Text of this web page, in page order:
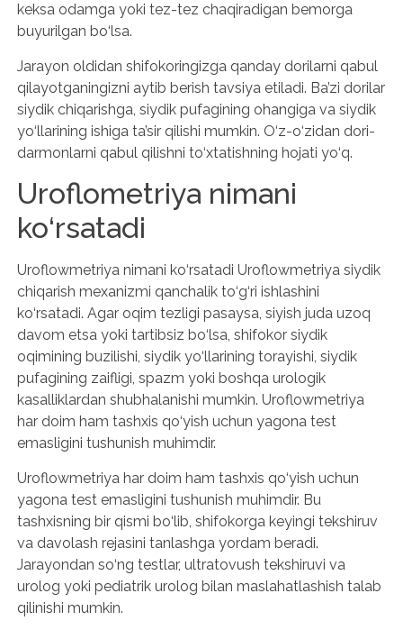
keksa odamga yoki tez-tez chaqiradigan bemorga
buyurilgan bo‘lsa.
Jarayon oldidan shifokoringizga qanday dorilarni qabul
qilayotganingizni aytib berish tavsiya etiladi. Ba’zi dorilar
siydik chiqarishga, siydik pufagining ohangiga va siydik
yo‘llarining ishiga ta’sir qilishi mumkin. O‘z-o‘zidan dori-
darmonlarni qabul qilishni to‘xtatishning hojati yo‘q.
Uroflometriya nimani
ko‘rsatadi
Uroflowmetriya nimani ko‘rsatadi Uroflowmetriya siydik
chiqarish mexanizmi qanchalik to‘g‘ri ishlashini
ko‘rsatadi. Agar oqim tezligi pasaysa, siyish juda uzoq
davom etsa yoki tartibsiz bo‘lsa, shifokor siydik
oqimining buzilishi, siydik yo‘llarining torayishi, siydik
pufagining zaifligi, spazm yoki boshqa urologik
kasalliklardan shubhalanishi mumkin. Uroflowmetriya
har doim ham tashxis qo‘yish uchun yagona test
emasligini tushunish muhimdir.
Uroflowmetriya har doim ham tashxis qo‘yish uchun
yagona test emasligini tushunish muhimdir. Bu
tashxisning bir qismi bo‘lib, shifokorga keyingi tekshiruv
va davolash rejasini tanlashga yordam beradi.
Jarayondan so‘ng testlar, ultratovush tekshiruvi va
urolog yoki pediatrik urolog bilan maslahatlashish talab
qilinishi mumkin.